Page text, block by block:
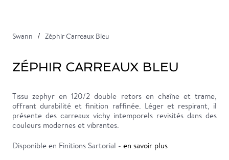
Swann Zéphir Carreaux Bleu
ZÉPHIR CARREAUX BLEU
Tissu zephyr en 120/2 double retors en chaîne et trame,
offrant durabilité et finition raffinée. Léger et respirant, il
présente des carreaux vichy intemporels revisités dans des
couleurs modernes et vibrantes.
Disponible en Finitions Sartorial - en savoir plus